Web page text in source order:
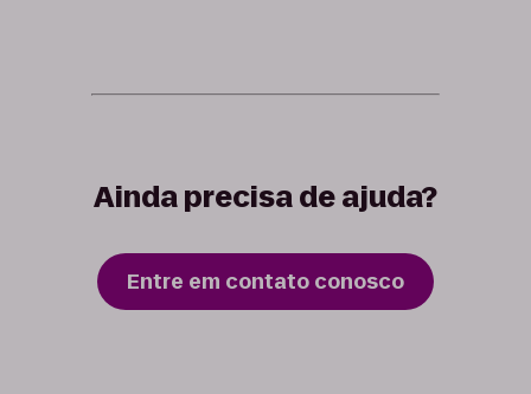
Ainda precisa de ajuda?
Entre em contato conosco